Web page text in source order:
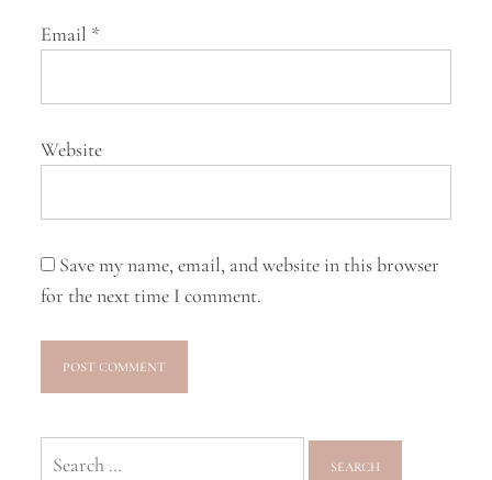
Email *
Website
Save my name, email, and website in this browser
for the next time I comment.